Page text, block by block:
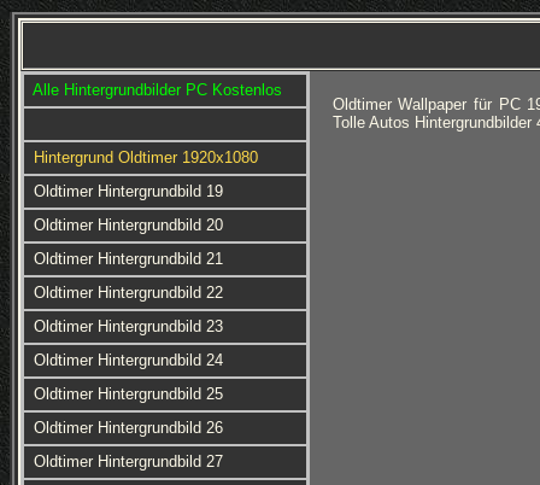
Alle Hintergrundbilder PC Kostenlos
Hintergrund Oldtimer 1920x1080
Oldtimer Hintergrundbild 19
Oldtimer Hintergrundbild 20
Oldtimer Hintergrundbild 21
Oldtimer Hintergrundbild 22
Oldtimer Hintergrundbild 23
Oldtimer Hintergrundbild 24
Oldtimer Hintergrundbild 25
Oldtimer Hintergrundbild 26
Oldtimer Hintergrundbild 27
Oldtimer Wallpaper für PC
Tolle Autos